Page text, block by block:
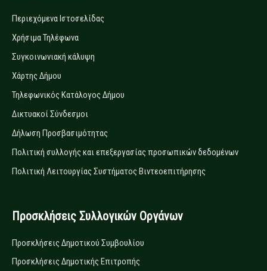
Περιεχόμενα Ιστοσελίδας
Χρήσιμα Τηλέφωνα
Συγκοινωνιακή κάλυψη
Χάρτης Δήμου
Τηλεφωνικός Κατάλογος Δήμου
Δικτυακοί Σύνδεσμοι
Δήλωση Προσβασιμότητας
Πολιτική συλλογής και επεξεργασίας προσωπικών δεδομένων
Πολιτική Λειτουργίας Συστήματος Βιντεοεπιτήρησης
Προσκλήσεις Συλλογικών Οργάνων
Προσκλήσεις Δημοτικού Συμβουλίου
Προσκλήσεις Δημοτικής Επιτροπής